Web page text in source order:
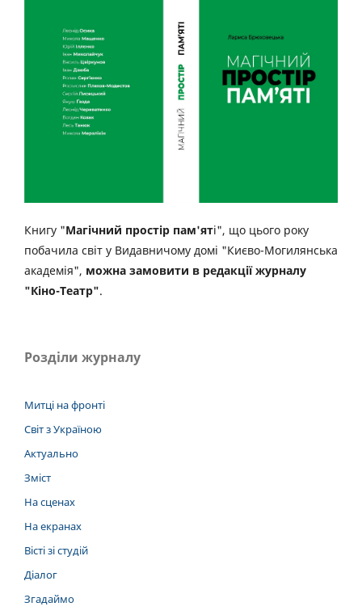
Книгу "Магічний простір пам'яті", що цього року
побачила світ у Видавничому домі "Києво-Могилянська
академія", можна замовити в редакції журналу
"Кіно-Театр".
Розділи журналу
Митці на фронті
Світ з Україною
Актуально
Зміст
На сценах
На екранах
Вісті зі студій
Діалог
Згадаймо